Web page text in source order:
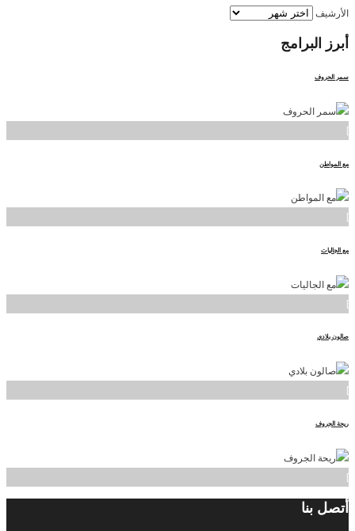
الأرشيف
أبرز البرامج
سمر الحروف
]
مع المواطن
]
مع الجاليات
]
صالون بلادي
]
ريحة الجروف
]
أتصل بنا